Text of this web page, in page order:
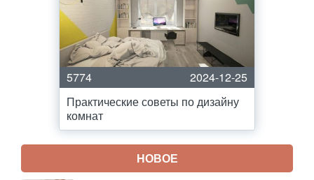
5774
2024-12-25
Практические советы по дизайну
комнат
НОВОЕ